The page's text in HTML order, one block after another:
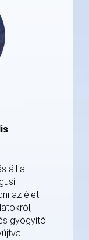
áll a
az élet
gyógyító